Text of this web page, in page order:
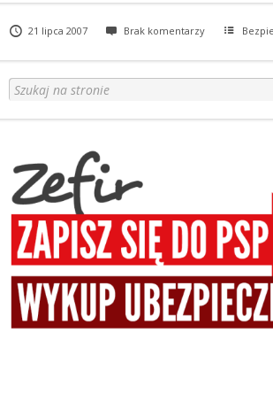
21 lipca 2007 Brak komentarzy